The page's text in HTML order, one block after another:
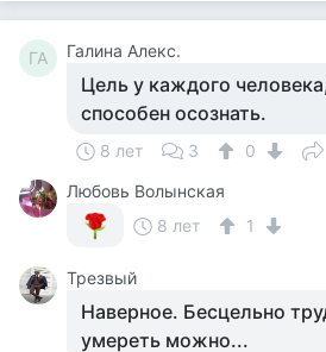
ГА Галина Алекс.
Цель у каждого
способен осознать.
8 лет 3
0
Любовь Волынская
8 лет
1
Трезвый
Наверное. Бесцельно
умереть можно...